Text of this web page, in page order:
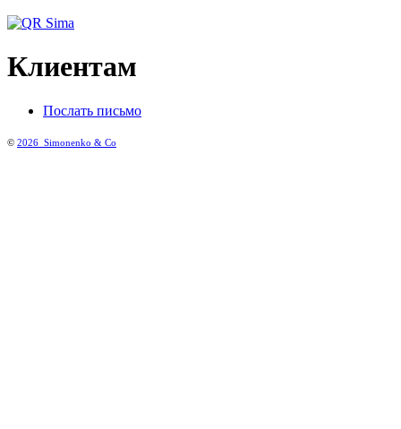
Клиентам
Послать письмо
© 2026 Simonenko & Co